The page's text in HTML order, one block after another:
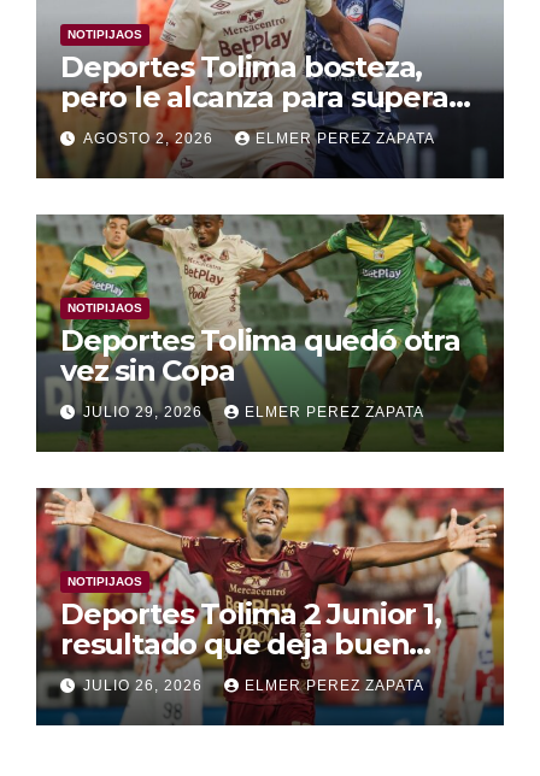
NOTIPIJAOS
Deportes Tolima bosteza,
pero le alcanza para superar
a Alianza Valledupar 2 A 1
AGOSTO 2, 2026 ELMER PEREZ ZAPATA
NOTIPIJAOS
Deportes Tolima quedó otra
vez sin Copa
JULIO 29, 2026 ELMER PEREZ ZAPATA
NOTIPIJAOS
Deportes Tolima 2 Junior 1,
resultado que deja buen
mensaje y buenas
sensaciones
JULIO 26, 2026 ELMER PEREZ ZAPATA